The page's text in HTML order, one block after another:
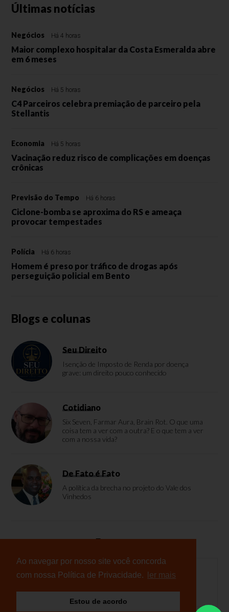
Ao navegar por nosso site você concorda
com nossa Política de Privacidade.
ler mais
Estou de acordo
Últimas notícias
Negócios Há 4 horas
Maior complexo hospitalar da Costa Esmeralda abre
em 6 meses
Negócios Há 5 horas
C4 Parceiros celebra premiação de parceiro pela
Stellantis
Economia Há 5 horas
Vacinação reduz risco de complicações em doenças
crônicas
Previsão do Tempo Há 6 horas
Ciclone-bomba se aproxima do RS e ameaça
provocar tempestades
Polícia Há 6 horas
Homem é preso por tráfico de drogas após
perseguição policial em Bento
Blogs e colunas
Seu Direito
Isenção de Imposto de Renda por doença
grave: um direito pouco conhecido
Cotidiano
Six Seven, Farmar Aura, Brain Rot. O que uma
coisa tem a ver com a outra? E o que tem a ver
com a nossa vida?
De Fato é Fato
A política da brecha no projeto do Vale dos
Vinhedos
Enquete